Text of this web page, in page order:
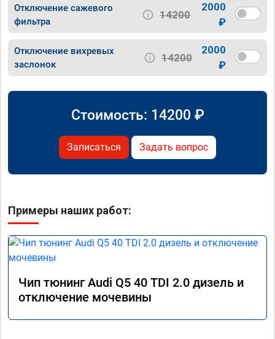
Отключение сажевого
фильтра
14200
2000
₽
Отключение вихревых
заслонок
14200
2000
₽
Стоимость: 14200 ₽
Записаться Задать вопрос
Примеры наших работ:
Чип тюнинг Audi Q5 40 TDI 2.0 дизель и
отключение мочевины